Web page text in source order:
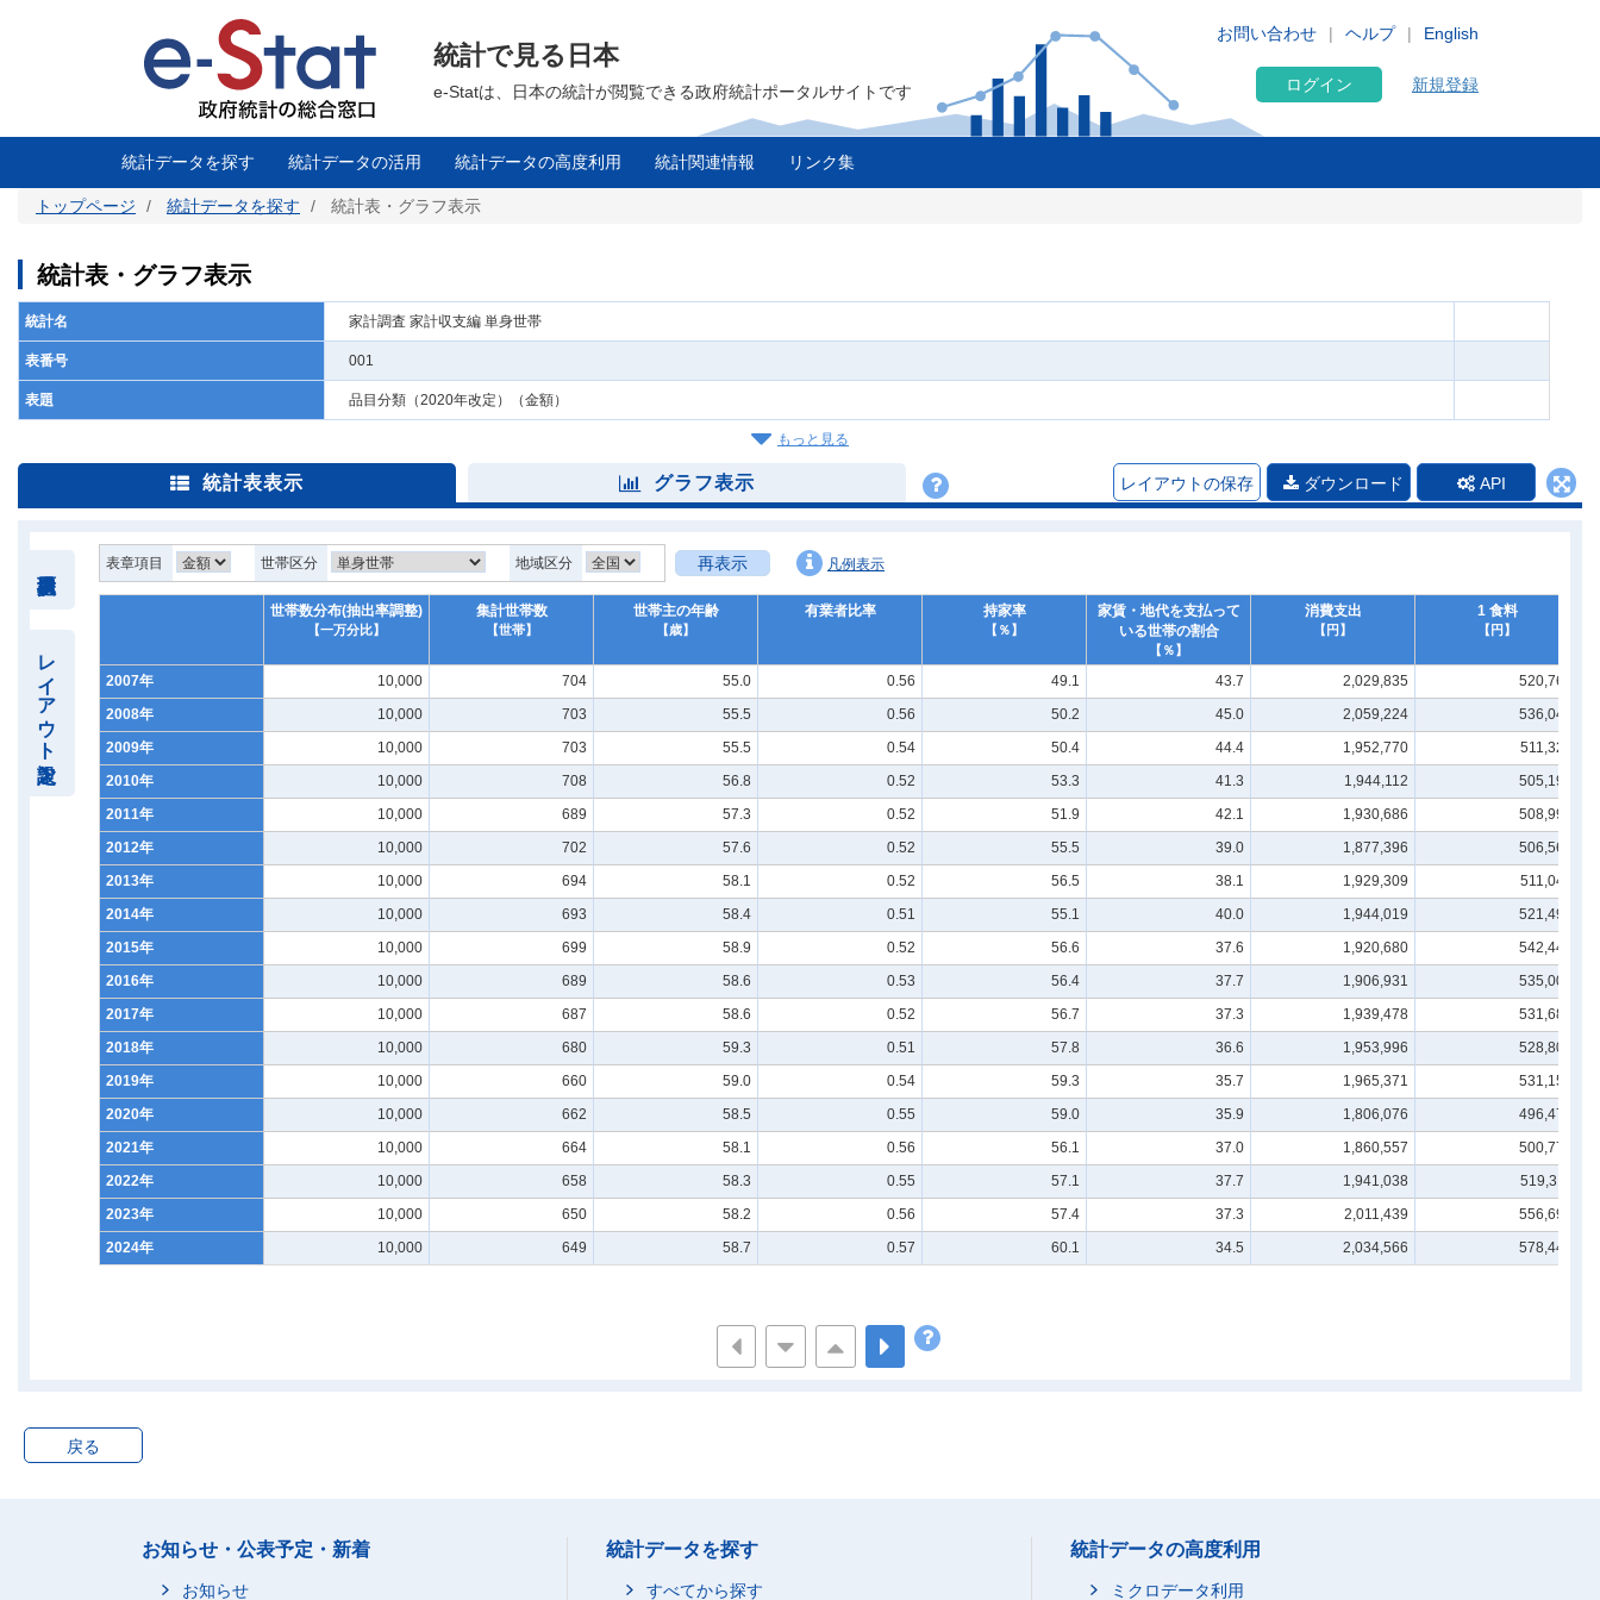
に
English
お問い合わせ ヘルプ
統計で見る日本
e-Statは、日本の統計が閲覧できる政府統計ポータルサイトです ログイン 新規登録
統計データを探す 統計データの活用 統計データの高度利用 統計関連情報 リンク集
トップページ 統計データを探す 統計表・グラフ表示
統計表・グラフ表示
統計名 家計調査 家計収支編 単身世帯
表番号 001
表題 品目分類（2020年改定）（金額）
もっと見る
統計表表示 グラフ表示 レイアウトの保存 ダウンロード API
レイアウト設定
表章項目 世帯区分 地域区分 再表示 凡例表示
世帯数分布(抽出率調整)
【一万分比】
集計世帯数
【世帯】
世帯主の年齢
【歳】
有業者比率 持家率
【％】
家賃・地代を支払って
いる世帯の割合
【％】
消費支出
【円】
1 食料
【円】
2007年 10,000 704 55.0 0.56 49.1 43.7 2,029,835
520,767
2008年
10,000 703 55.5 0.56 50.2 45.0 2,059,224
536,042
2009年
10,000 703 55.5 0.54 50.4 44.4 1,952,770
511,321
2010年
10,000 708 56.8 0.52 53.3 41.3 1,944,112
505,190
2011年
10,000 689 57.3 0.52 51.9 42.1 1,930,686
508,997
2012年
10,000 702 57.6 0.52 55.5 39.0 1,877,396
506,568
2013年
10,000 694 58.1 0.52 56.5 38.1 1,929,309
511,044
2014年
10,000 693 58.4 0.51 55.1 40.0 1,944,019
521,496
2015年
10,000 699 58.9 0.52 56.6 37.6 1,920,680
542,443
2016年
10,000 689 58.6 0.53 56.4 37.7 1,906,931
535,003
2017年
10,000 687 58.6 0.52 56.7 37.3 1,939,478
531,681
2018年
10,000 680 59.3 0.51 57.8 36.6 1,953,996
528,805
2019年
10,000 660 59.0 0.54 59.3 35.7 1,965,371
531,153
2020年
10,000 662 58.5 0.55 59.0 35.9 1,806,076
496,472
2021年
10,000 664 58.1 0.56 56.1 37.0 1,860,557
500,773
2022年
10,000 658 58.3 0.55 57.1 37.7 1,941,038
519,311
2023年
10,000 650 58.2 0.56 57.4 37.3 2,011,439
556,693
2024年
10,000 649 58.7 0.57 60.1 34.5 2,034,566 578,442
戻る
お知らせ・公表予定・新着
お知らせ
統計データを探す
すべてから探す
統計データの高度利用
ミクロデータ利用